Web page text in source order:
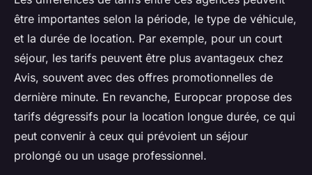
être importantes selon la période, le type de véhicule,
et la durée de location. Par exemple, pour un court
séjour, les tarifs peuvent être plus avantageux chez
Avis, souvent avec des offres promotionnelles de
dernière minute. En revanche, Europcar propose des
tarifs dégressifs pour la location longue durée, ce qui
peut convenir à ceux qui prévoient un séjour
prolongé ou un usage professionnel.